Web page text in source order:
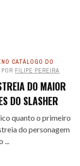
CATÁLOGO DO
POR FILIPE PEREIRA
DO MAIOR
DO SLASHER
quanto o primeiro
do personagem
...